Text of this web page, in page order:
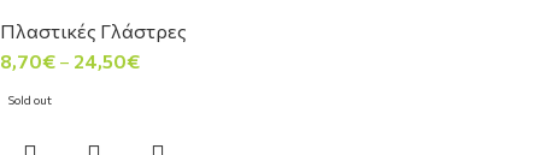
Πλαστικές Γλάστρες
8,70€ – 24,50€
Sold out